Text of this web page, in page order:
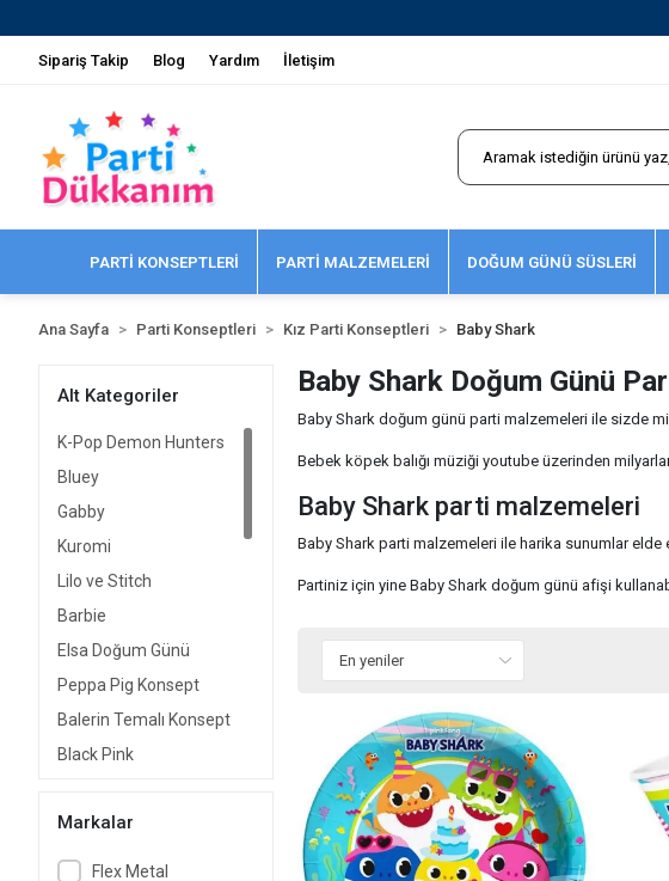
Sipariş Takip Blog Yardım İletişim
PARTİ KONSEPTLERİ PARTİ MALZEMELERİ DOĞUM GÜNÜ SÜSLERİ
Ana Sayfa Parti Konseptleri Kız Parti Konseptleri Baby Shark
Alt Kategoriler
K-Pop Demon Hunters
Bluey
Gabby
Kuromi
Lilo ve Stitch
Barbie
Elsa Doğum Günü
Peppa Pig Konsept
Balerin Temalı Konsept
Black Pink
Kuğu Temalı Konsept
Miss Cat Kedi Partisi
Markalar
Flex Metal
Baby Shark Doğum Günü
Baby Shark doğum günü parti malzemeleri ile sizde
Bebek köpek balığı müziği youtube üzerinden
Baby Shark parti malzemeleri
Baby Shark parti malzemeleri ile harika sunumlar
Partiniz için yine Baby Shark doğum günü afişi